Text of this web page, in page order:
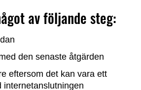
av följande steg:
den senaste åtgärden
eftersom det kan vara ett
internetanslutningen